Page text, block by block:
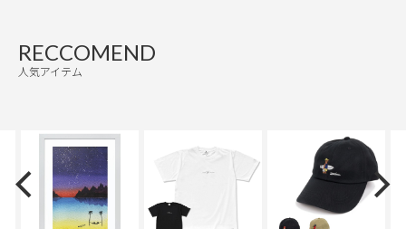
RECCOMEND
人気アイテム